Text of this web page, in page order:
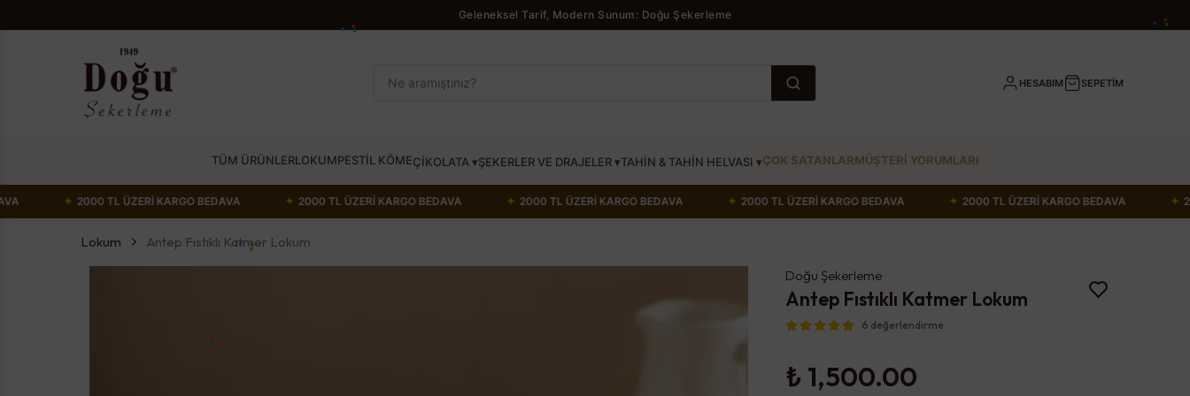
Geleneksel Tarif, Modern Sunum: Doğu Şekerleme
HESABIM SEPETİM
TÜM ÜRÜNLERLOKUMPESTİL KÖMEÇİKOLATA ▾ŞEKERLER VE DRAJELER ▾TAHİN & TAHİN HELVASI ▾ÇOK SATANLARMÜŞTERİ YORUMLARI
✦ 2000 TL ÜZERİ KARGO BEDAVA ✦ 2000 TL ÜZERİ KARGO BEDAVA ✦ 2000 TL ÜZERİ KARGO BEDAVA ✦ 2000 TL ÜZERİ KARGO BEDAVA ✦ 2000 TL ÜZERİ KARGO BEDAVA
Lokum
Antep Fıstıklı Katmer Lokum
Doğu Şekerleme
Antep Fıstıklı Katmer Lokum
6 değerlendirme
₺ 1,500.00